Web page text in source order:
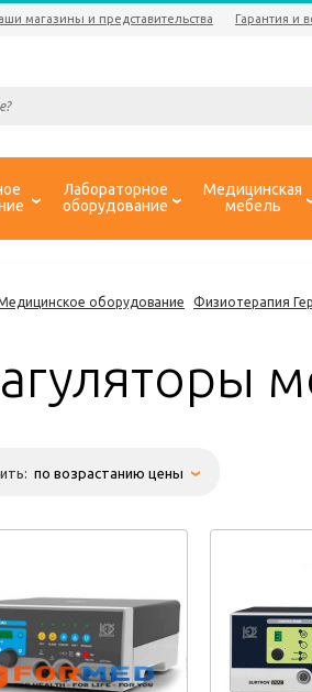
магазины и представительства Гарантия и
Лабораторное
оборудование
Медицинская
мебель
оборудование Физиотерапия